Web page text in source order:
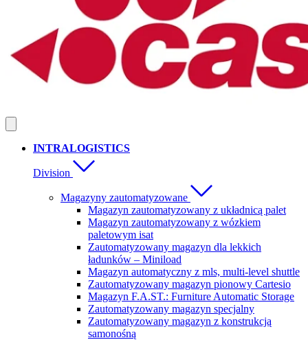
INTRALOGISTICS
Division
Magazyny zautomatyzowane
Magazyn zautomatyzowany z układnicą palet
Magazyn zautomatyzowany z wózkiem
paletowym isat
Zautomatyzowany magazyn dla lekkich
ładunków – Miniload
Magazyn automatyczny z mls, multi-level shuttle
Zautomatyzowany magazyn pionowy Cartesio
Magazyn F.A.ST.: Furniture Automatic Storage
Zautomatyzowany magazyn specjalny
Zautomatyzowany magazyn z konstrukcją
samonośną